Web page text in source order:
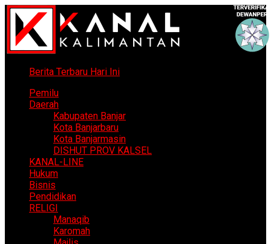
Berita Terbaru Hari Ini
Pemilu
Daerah
Kabupaten Banjar
Kota Banjarbaru
Kota Banjarmasin
DISHUT PROV KALSEL
KANAL-LINE
Hukum
Bisnis
Pendidikan
RELIGI
Manaqib
Karomah